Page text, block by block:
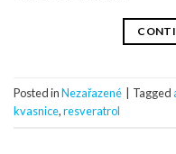
Posted inNezařazené Tagged
kvasnice,resveratrol